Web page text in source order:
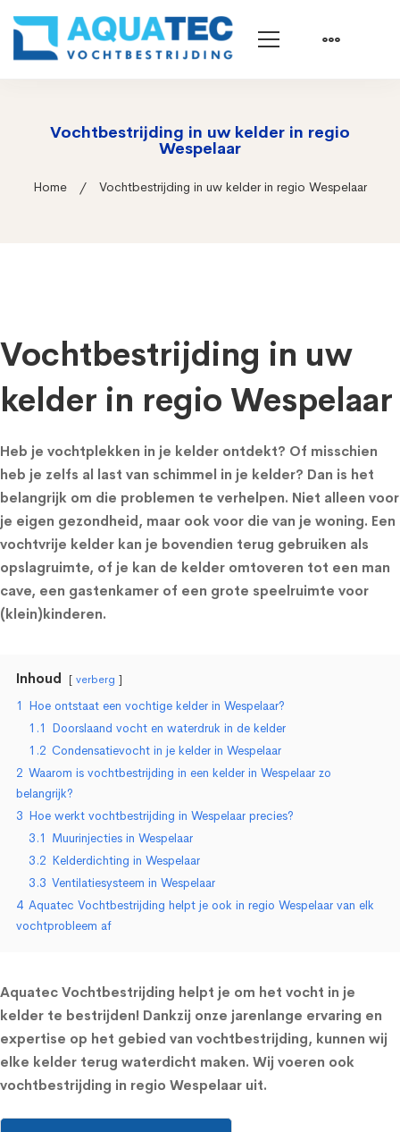
Vochtbestrijding in uw kelder in regio
Wespelaar
Home Vochtbestrijding in uw kelder in regio Wespelaar
Vochtbestrijding in uw
kelder in regio Wespelaar
Heb je vochtplekken in je kelder ontdekt? Of misschien
heb je zelfs al last van schimmel in je kelder? Dan is het
belangrijk om die problemen te verhelpen. Niet alleen voor
je eigen gezondheid, maar ook voor die van je woning. Een
vochtvrije kelder kan je bovendien terug gebruiken als
opslagruimte, of je kan de kelder omtoveren tot een man
cave, een gastenkamer of een grote speelruimte voor
(klein)kinderen.
Inhoud verberg
1 Hoe ontstaat een vochtige kelder in Wespelaar?
1.1 Doorslaand vocht en waterdruk in de kelder
1.2 Condensatievocht in je kelder in Wespelaar
2 Waarom is vochtbestrijding in een kelder in Wespelaar zo
belangrijk?
3 Hoe werkt vochtbestrijding in Wespelaar precies?
3.1 Muurinjecties in Wespelaar
3.2 Kelderdichting in Wespelaar
3.3 Ventilatiesysteem in Wespelaar
4 Aquatec Vochtbestrijding helpt je ook in regio Wespelaar van elk
vochtprobleem af
Aquatec Vochtbestrijding helpt je om het vocht in je
kelder te bestrijden! Dankzij onze jarenlange ervaring en
expertise op het gebied van vochtbestrijding, kunnen wij
elke kelder terug waterdicht maken. Wij voeren ook
vochtbestrijding in regio Wespelaar uit.